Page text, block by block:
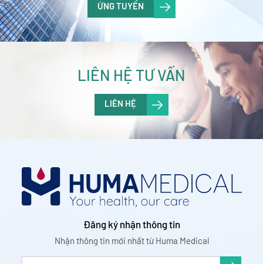
ỨNG TUYỂN
LIÊN HỆ TƯ VẤN
LIÊN HỆ
Đăng ký nhận thông tin
Nhận thông tin mới nhất từ Huma Medical